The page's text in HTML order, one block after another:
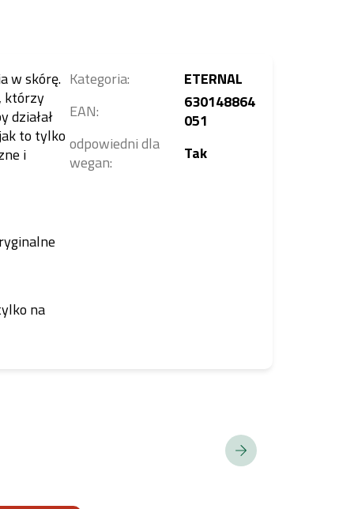
w skórę.
którzy
działał
to tylko
i
na
Kategoria:
ETERNAL
EAN:
630148864
051
odpowiedni dla
wegan: Tak